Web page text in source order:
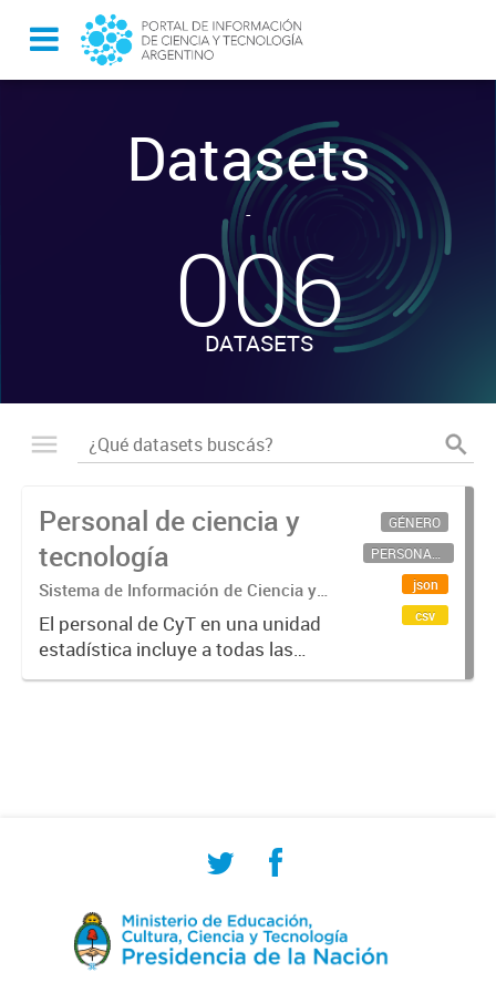
Datasets
-
006
DATASETS
Personal de ciencia y
tecnología
Sistema de Información de Ciencia y
Tecnología Argentino (SICYTAR)
El personal de CyT en una unidad
estadística incluye a todas las
personas involucradas
GÉNERO
PERSONAL CIENTÍFICO-TECNOLÓGICO
json
csv